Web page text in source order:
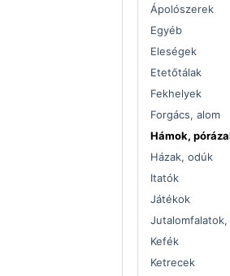
Ápolószerek
Egyéb
Eleségek
Etetőtálak
Fekhelyek
Forgács, alom
Hámok,
Házak, odúk
Itatók
Játékok
Kefék
Ketrecek